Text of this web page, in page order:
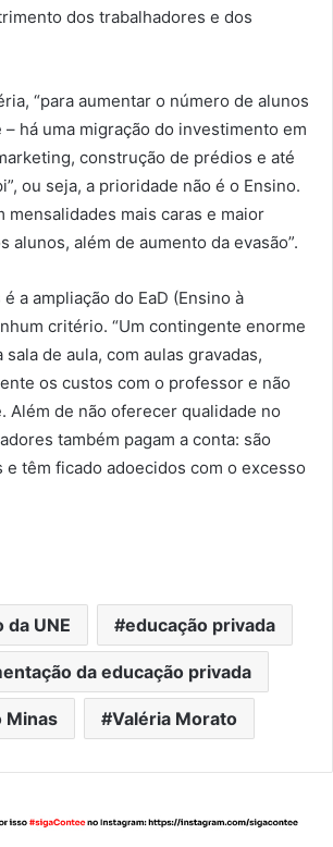
dos trabalhadores e dos
“para aumentar o número de alunos
há uma migração do investimento em
construção de prédios e até
ou seja, a prioridade não é o Ensino.
mensalidades mais caras e maior
alunos, além de aumento da evasão”.
a ampliação do EaD (Ensino à
critério. “Um contingente enorme
de aula, com aulas gravadas,
os custos com o professor e não
Além de não oferecer qualidade no
também pagam a conta: são
e têm ficado adoecidos com o excesso
UNE educação privada
da educação privada
Minas Valéria Morato